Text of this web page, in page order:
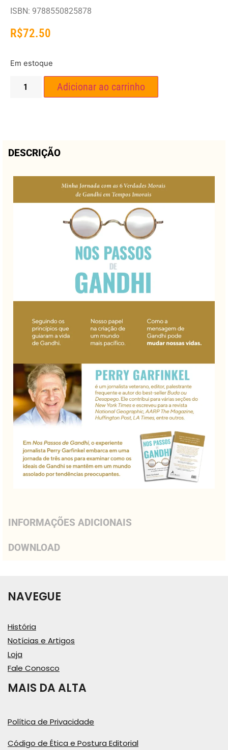
ISBN: 9788550825878
R$72.50
Em estoque
Adicionar ao carrinho
DESCRIÇÃO
INFORMAÇÕES ADICIONAIS
DOWNLOAD
NAVEGUE
História
Notícias e Artigos
Loja
Fale Conosco
MAIS DA ALTA
Política de Privacidade
Código de Ética e Postura Editorial